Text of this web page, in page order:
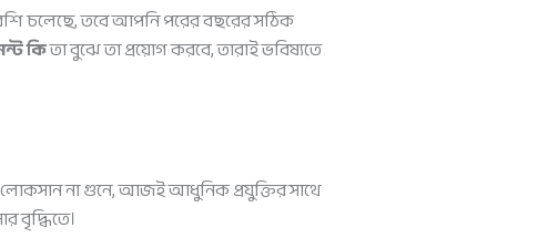
চলেছে, তবে আপনি পরের বছরের সঠিক
কিতা বুঝে তা প্রয়োগ করবে, তারাই ভবিষ্যতে
লোকসান না গুনে, আজই আধুনিক প্রযুক্তির সাথে
বৃদ্ধিতে।